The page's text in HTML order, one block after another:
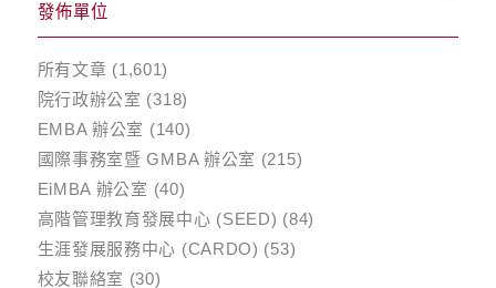
發佈單位
所有文章 (1,601)
院行政辦公室 (318)
EMBA 辦公室 (140)
國際事務室暨 GMBA 辦公室 (215)
EiMBA 辦公室 (40)
高階管理教育發展中心 (SEED) (84)
生涯發展服務中心 (CARDO) (53)
校友聯絡室 (30)